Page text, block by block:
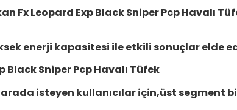
Fx Leopard Exp Black Sniper Pcp Havalı
enerji kapasitesi ile etkili sonuçlar elde
Black Sniper Pcp Havalı Tüfek
isteyen kullanıcılar için,üst segment